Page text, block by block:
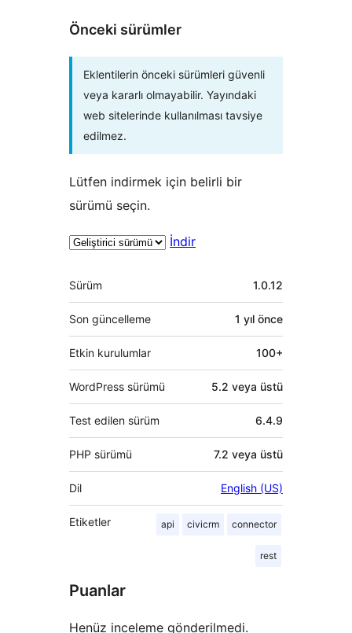
Önceki sürümler
Eklentilerin önceki sürümleri güvenli
veya kararlı olmayabilir. Yayındaki
web sitelerinde kullanılması tavsiye
edilmez.
Lütfen indirmek için belirli bir
sürümü seçin.
İndir
Meta
Sürüm 1.0.12
Son güncelleme 1 yıl önce
Etkin kurulumlar 100+
WordPress sürümü 5.2 veya üstü
Test edilen sürüm 6.4.9
PHP sürümü 7.2 veya üstü
Dil English (US)
Etiketler api civicrm connector
rest
Puanlar
Henüz inceleme gönderilmedi.